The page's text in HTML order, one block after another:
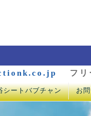
フリ
シートバブチャン お